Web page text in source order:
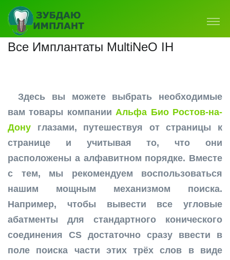
Все Имплантаты MultiNeO IH
Здесь вы можете выбрать необходимые
вам товары компанииАльфа Био Ростов-на-
Дону глазами, путешествуя от страницы к
странице и учитывая то, что они
расположены а алфавитном порядке. Вместе
с тем, мы рекомендуем воспользоваться
нашим мощным механизмом поиска.
Например, чтобы вывести все угловые
абатменты для стандартного конического
соединения CS достаточно сразу ввести в
поле поиска части этих трёх слов в виде